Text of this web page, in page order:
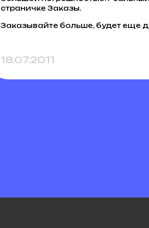
страничке Заказы.
Заказывайте больше, будет еще
18.07.2011